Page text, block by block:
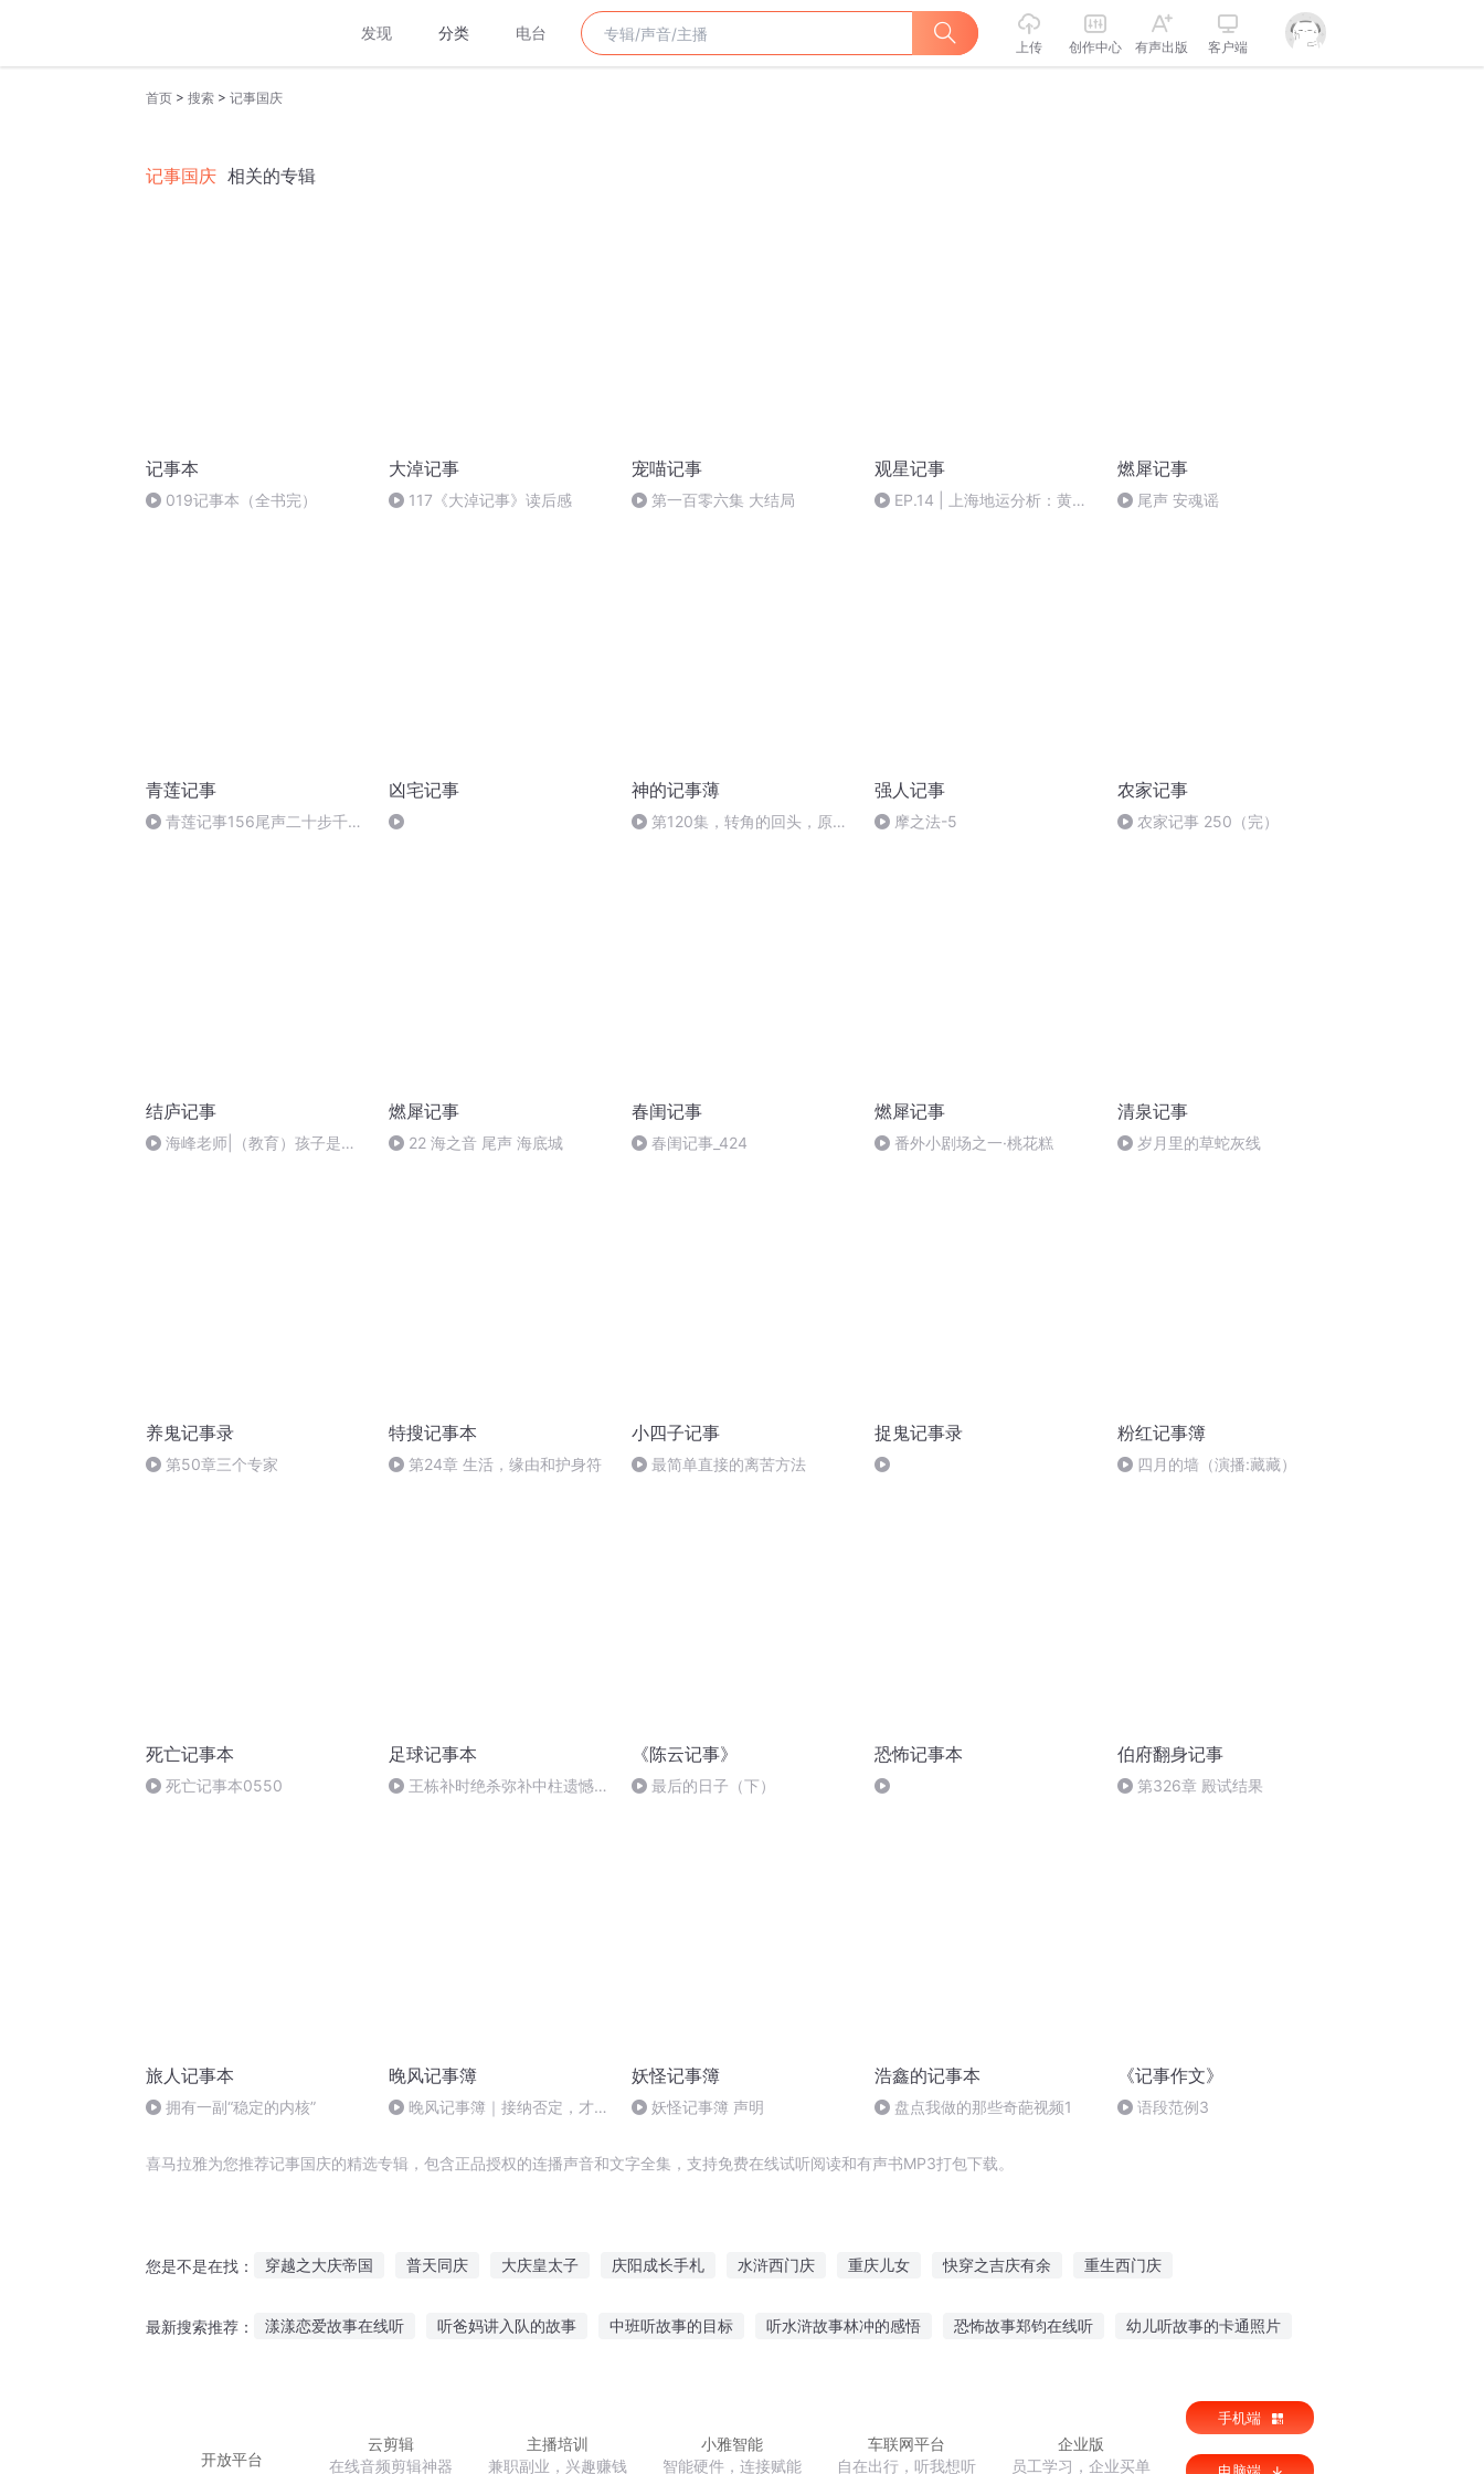
发现 分类 电台
上传 创作中心 有声出版 客户端
首页 > 搜索 > 记事国庆
记事国庆 相关的专辑
记事本
019记事本（全书完）
大淖记事
117《大淖记事》读后感
宠喵记事
第一百零六集 大结局
观星记事
EP.14 | 上海地运分析：黄浦
燃犀记事
尾声 安魂谣
青莲记事
青莲记事156尾声二十步千里
凶宅记事 神的记事薄
第120集，转角的回头，原地
强人记事
摩之法-5
农家记事
农家记事 250（完）
结庐记事
海峰老师|（教育）孩子是父
燃犀记事
22 海之音 尾声 海底城
春闺记事
春闺记事_424
燃犀记事
番外小剧场之一·桃花糕
清泉记事
岁月里的草蛇灰线
养鬼记事录
第50章三个专家
特搜记事本
第24章 生活，缘由和护身符
小四子记事
最简单直接的离苦方法
捉鬼记事录 粉红记事簿
四月的墙（演播:藏藏）
死亡记事本
死亡记事本0550
足球记事本
王栋补时绝杀弥补中柱遗憾
《陈云记事》
最后的日子（下）
恐怖记事本 伯府翻身记事
第326章 殿试结果
旅人记事本
拥有一副“稳定的内核”
晚风记事簿
晚风记事簿｜接纳否定，才是
妖怪记事簿
妖怪记事簿 声明
浩鑫的记事本
盘点我做的那些奇葩视频1
《记事作文》
语段范例3
喜马拉雅为您推荐记事国庆的精选专辑，包含正品授权的连播声音和文字全集，支持免费在线试听阅读和有声书MP3打包下载。
您是不是在找： 穿越之大庆帝国 普天同庆 大庆皇太子 庆阳成长手札 水浒西门庆 重庆儿女 快穿之吉庆有余 重生西门庆
最新搜索推荐： 漾漾恋爱故事在线听 听爸妈讲入队的故事 中班听故事的目标 听水浒故事林冲的感悟 恐怖故事郑钧在线听 幼儿听故事的卡通照片
开放平台
云剪辑
在线音频剪辑神器
主播培训
兼职副业，兴趣赚钱
小雅智能
智能硬件，连接赋能
车联网平台
自在出行，听我想听
企业版
员工学习，企业买单
手机端